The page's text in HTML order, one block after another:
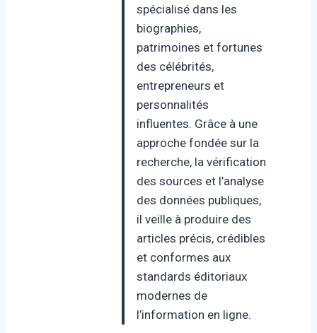
spécialisé dans les
biographies,
patrimoines et fortunes
des célébrités,
entrepreneurs et
personnalités
influentes. Grâce à une
approche fondée sur la
recherche, la vérification
des sources et l’analyse
des données publiques,
il veille à produire des
articles précis, crédibles
et conformes aux
standards éditoriaux
modernes de
l’information en ligne.